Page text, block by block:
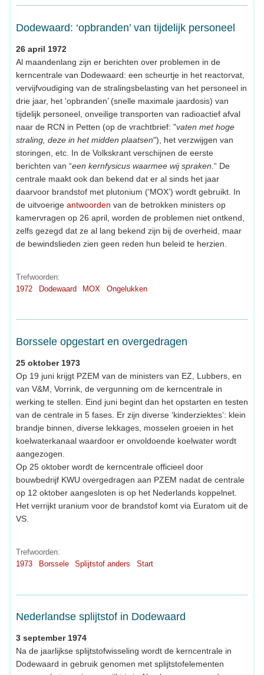
Dodewaard: ‘opbranden’ van tijdelijk personeel
26 april 1972
Al maandenlang zijn er berichten over problemen in de
kerncentrale van Dodewaard: een scheurtje in het reactorvat,
vervijfvoudiging van de stralingsbelasting van het personeel in
drie jaar, het ‘opbranden’ (snelle maximale jaardosis) van
tijdelijk personeel, onveilige transporten van radioactief afval
naar de RCN in Petten (op de vrachtbrief: "vaten met hoge
straling, deze in het midden plaatsen"), het verzwijgen van
storingen, etc. In de Volkskrant verschijnen de eerste
berichten van “een kernfysicus waarmee wij spraken .“ De
centrale maakt ook dan bekend dat er al sinds het jaar
daarvoor brandstof met plutonium (‘MOX’) wordt gebruikt. In
de uitvoerige antwoorden van de betrokken ministers op
kamervragen op 26 april, worden de problemen niet ontkend,
zelfs gezegd dat ze al lang bekend zijn bij de overheid, maar
de bewindslieden zien geen reden hun beleid te herzien.
Trefwoorden:
1972
Dodewaard MOX Ongelukken
Borssele opgestart en overgedragen
25 oktober 1973
Op 19 juni krijgt PZEM van de ministers van EZ, Lubbers, en
van V&M, Vorrink, de vergunning om de kerncentrale in
werking te stellen. Eind juni begint dan het opstarten en testen
van de centrale in 5 fases. Er zijn diverse ‘kinderziektes’: klein
brandje binnen, diverse lekkages, mosselen groeien in het
koelwaterkanaal waardoor er onvoldoende koelwater wordt
aangezogen.
Op 25 oktober wordt de kerncentrale officieel door
bouwbedrijf KWU overgedragen aan PZEM nadat de centrale
op 12 oktober aangesloten is op het Nederlands koppelnet.
Het verrijkt uranium voor de brandstof komt via Euratom uit de
VS.
Trefwoorden:
1973
Borssele Splijtstof anders Start
Nederlandse splijtstof in Dodewaard
3 september 1974
Na de jaarlijkse splijtstofwisseling wordt de kerncentrale in
Dodewaard in gebruik genomen met splijtstofelementen